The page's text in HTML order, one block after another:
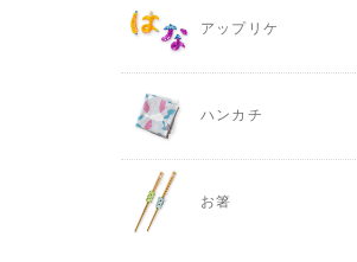
アップリケ
ハンカチ
お箸